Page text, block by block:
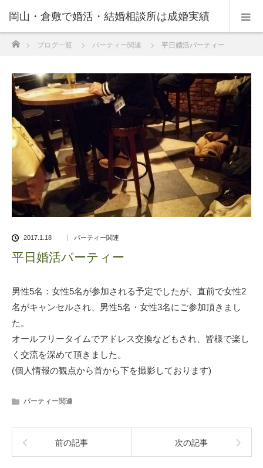
岡山・倉敷で婚活・結婚相談所は成婚実績
の豊富なNPO法人・和(なごみ)へ。
ブログ一覧 パーティー関連 平日婚活パーティー
2017.1.18 パーティー関連
平日婚活パーティー
男性5名：女性5名が参加される予定でしたが、直前で女性2
名がキャンセルされ、男性5名・女性3名にご参加頂きまし
た。
オールフリータイムでアドレス交換などもされ、皆様で楽し
く交流を深めて頂きました。
(個人情報の観点から首から下を撮影しております)
パーティー関連
前の記事 次の記事